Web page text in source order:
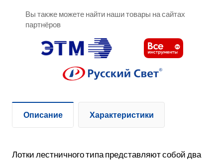
Вы также можете найти наши товары на сайтах
партнёров
Описание Характеристики
Лотки лестничного типа представляют собой два